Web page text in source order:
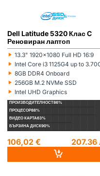
Dell Latitude 5320 Клас C
Реновиран лаптоп
‣
Монитор:
13.3" 1920x1080 Full HD 16:9
‣
Процесор:
Intel Core i3 1125G4 up to
‣
Рам памет:
8GB DDR4 Onboard
‣
Хард диск:
256GB M.2 NVMe SSD
‣
Видеокарта:
Intel UHD Graphics
ПРОИЗВОДИТЕЛНОСТ86%
ПРОЦЕСОР88%
ВИДЕО КАРТА63%
БЪРЗИНА ДИСК90%
106,02 € 207.36